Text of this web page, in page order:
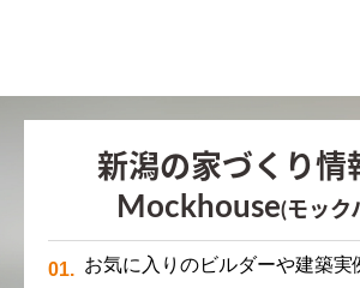
新潟の家づくり情
Mockhouse(モック
お気に入りのビルダーや建築実